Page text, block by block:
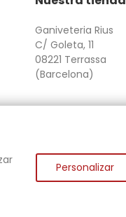
Ganiveteria Rius
C/ Goleta, 11
08221 Terrassa
(Barcelona)
Personalizar